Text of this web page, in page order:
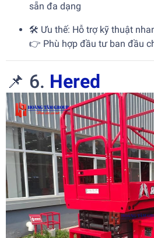
sẵn đa dạng
🛠️ Ưu thế: Hỗ trợ kỹ thuật
👉 Phù hợp đầu tư ban đầu
📌 6. Hered